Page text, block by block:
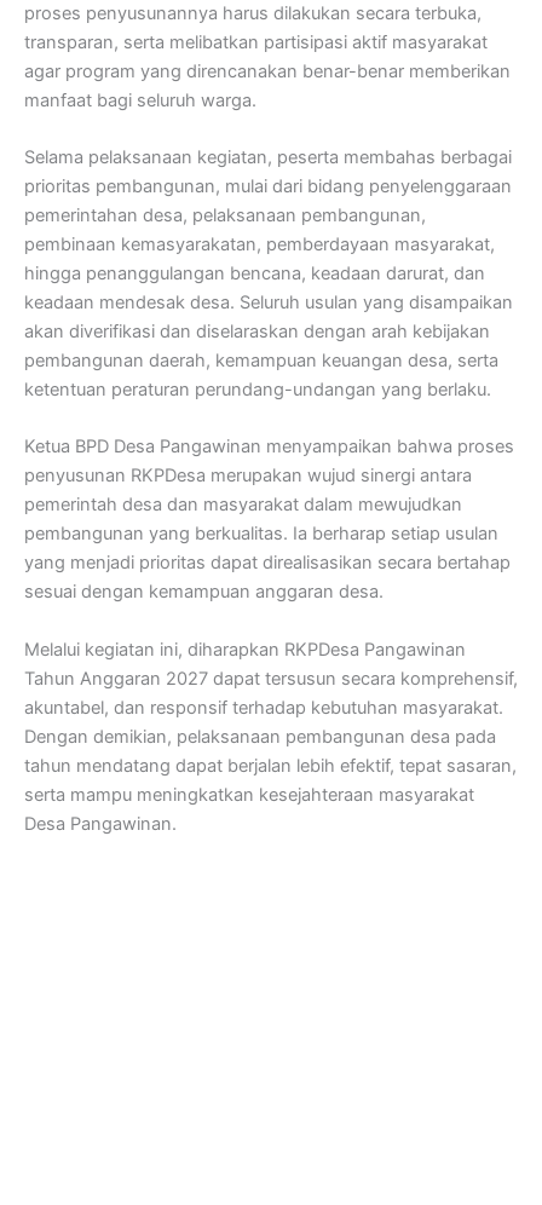
proses penyusunannya harus dilakukan secara terbuka,
transparan, serta melibatkan partisipasi aktif masyarakat
agar program yang direncanakan benar-benar memberikan
manfaat bagi seluruh warga.
Selama pelaksanaan kegiatan, peserta membahas berbagai
prioritas pembangunan, mulai dari bidang penyelenggaraan
pemerintahan desa, pelaksanaan pembangunan,
pembinaan kemasyarakatan, pemberdayaan masyarakat,
hingga penanggulangan bencana, keadaan darurat, dan
keadaan mendesak desa. Seluruh usulan yang disampaikan
akan diverifikasi dan diselaraskan dengan arah kebijakan
pembangunan daerah, kemampuan keuangan desa, serta
ketentuan peraturan perundang-undangan yang berlaku.
Ketua BPD Desa Pangawinan menyampaikan bahwa proses
penyusunan RKPDesa merupakan wujud sinergi antara
pemerintah desa dan masyarakat dalam mewujudkan
pembangunan yang berkualitas. Ia berharap setiap usulan
yang menjadi prioritas dapat direalisasikan secara bertahap
sesuai dengan kemampuan anggaran desa.
Melalui kegiatan ini, diharapkan RKPDesa Pangawinan
Tahun Anggaran 2027 dapat tersusun secara komprehensif,
akuntabel, dan responsif terhadap kebutuhan masyarakat.
Dengan demikian, pelaksanaan pembangunan desa pada
tahun mendatang dapat berjalan lebih efektif, tepat sasaran,
serta mampu meningkatkan kesejahteraan masyarakat
Desa Pangawinan.